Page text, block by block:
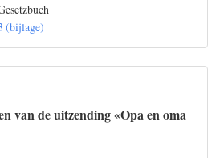
(bijlage)
van de uitzending «Opa en oma